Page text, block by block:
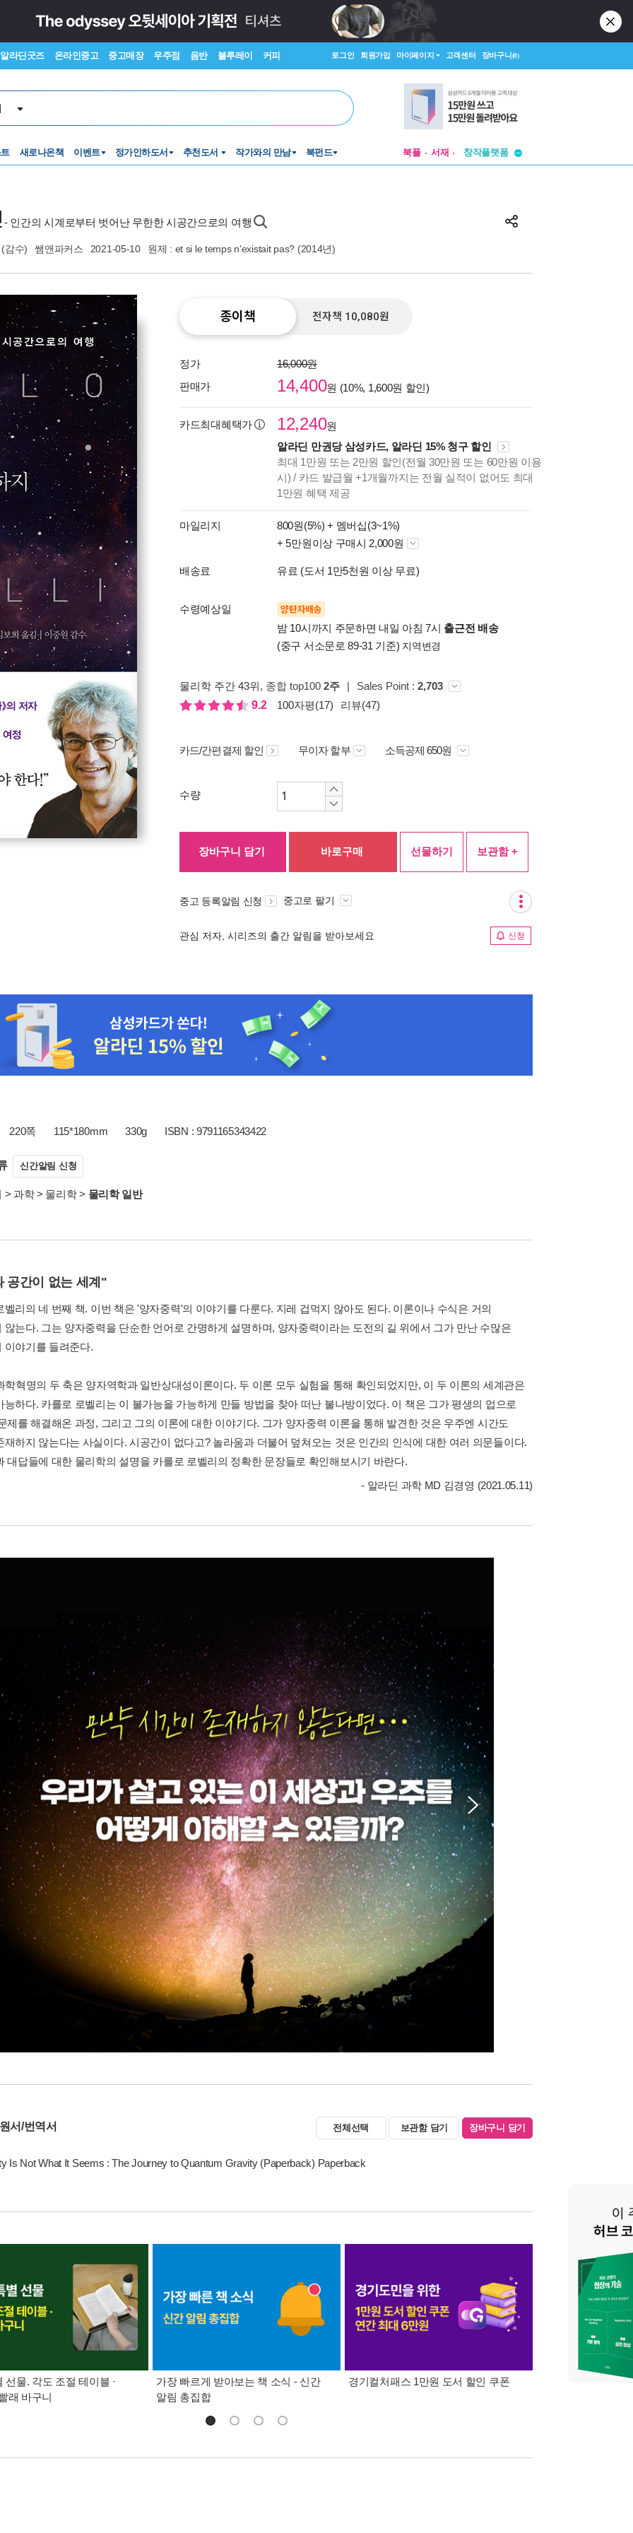
알라딘굿즈 온라인중고 중고매장 우주점 음반 블루레이 커피 로그인 회원가입 마이페이지 고객센터 장바구니(0)
새로나온책 이벤트 정가인하도서 추천도서 작가와의 만남 북펀드 북플 서재
창작플랫폼
- 인간의 시계로부터 벗어난 무한한 시공간으로의 여행
감수) 쌤앤파커스 2021-05-10 원제 : et si le temps n'existait pas? (2014년)
종이책 전자책 10,080원
정가
16,000원
판매가
14,400원 (10%, 1,600원 할인)
카드최대혜택가 12,240원
알라딘 만권당 삼성카드, 알라딘 15% 청구 할인
최대 1만원 또는 2만원 할인(전월 30만원 또는 60만원 이용
시) / 카드 발급월 +1개월까지는 전월 실적이 없어도 최대
1만원 혜택 제공
마일리지 800원(5%) + 멤버십(3~1%)
+ 5만원이상 구매시 2,000원
배송료 유료 (도서 1만5천원 이상 무료)
수령예상일 양탄자배송
밤 10시까지 주문하면 내일 아침 7시 출근전 배송
(중구 서소문로 89-31 기준) 지역변경
물리학 주간 43위, 종합 top100 2주 | Sales Point : 2,703
9.2
100자평(17) 리뷰(47)
카드/간편결제 할인 무이자 할부 소득공제 650원
수량
장바구니 담기 바로구매 선물하기 보관함 +
중고 등록알림 신청 중고로 팔기
관심 저자, 시리즈의 출간 알림을 받아보세요 신청
220쪽 115*180mm 330g ISBN : 9791165343422
신간알림 신청
> 과학> 물리학> 물리학 일반
공간이 없는 세계"
벨리의 네 번째 책. 이번 책은 '양자중력'의 이야기를 다룬다. 지레 겁먹지 않아도 된다. 이론이나 수식은 거의
않는다. 그는 양자중력을 단순한 언어로 간명하게 설명하며, 양자중력이라는 도전의 길 위에서 그가 만난 수많은
이야기를 들려준다.
학혁명의 두 축은 양자역학과 일반상대성이론이다. 두 이론 모두 실험을 통해 확인되었지만, 이 두 이론의 세계관은
능하다. 카를로 로벨리는 이 불가능을 가능하게 만들 방법을 찾아 떠난 불나방이었다. 이 책은 그가 평생의 업으로
제를 해결해온 과정, 그리고 그의 이론에 대한 이야기다. 그가 양자중력 이론을 통해 발견한 것은 우주엔 시간도
재하지 않는다는 사실이다. 시공간이 없다고? 놀라움과 더불어 덮쳐오는 것은 인간의 인식에 대한 여러 의문들이다.
대답들에 대한 물리학의 설명을 카를로 로벨리의 정확한 문장들로 확인해보시기 바란다.
- 알라딘 과학 MD 김경영 (2021.05.11)
서/번역서 전체선택 보관함 담기 장바구니 담기
Is Not What It Seems : The Journey to Quantum Gravity (Paperback) Paperback
선물. 각도 조절 테이블 ·
래 바구니
가장 빠르게 받아보는 책 소식 - 신간
알림 총집합
경기컬처패스 1만원 도서 할인 쿠폰 삼성카드가 쏜다! 알